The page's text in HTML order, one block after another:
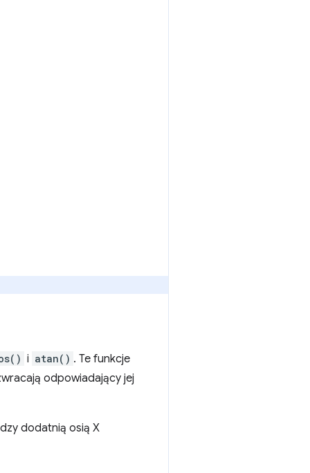
i atan() . Te funkcje
odpowiadający jej
dodatnią osią X